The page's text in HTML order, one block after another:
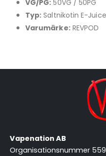
VG/PG: 50VG / 50PG
Typ: Saltnikotin E-Juice
Varumärke:REVPOD
Vapenation AB
Organisationsnummer